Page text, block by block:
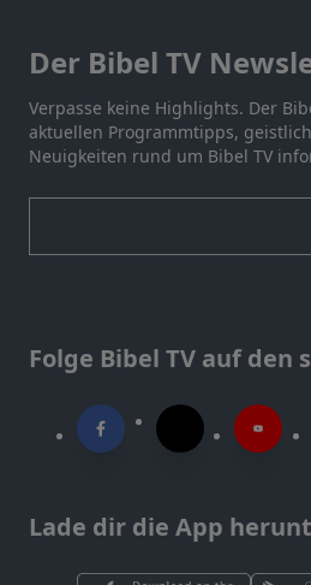
Der Bibel TV
Verpasse keine Highlights. Der
aktuellen Programmtipps,
Neuigkeiten rund um Bibel TV
Folge Bibel TV auf den
Lade dir die App